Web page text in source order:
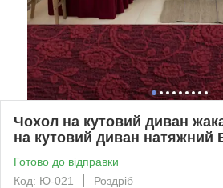
Чохол на кутовий диван
на кутовий диван натяжний
Готово до відправки
Код: Ю-021
Роздріб